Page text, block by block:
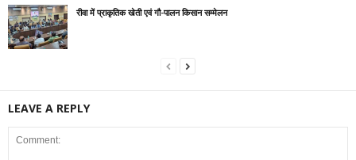
रीवा में प्राकृतिक खेती एवं गौ-पालन किसान सम्मेलन
LEAVE A REPLY